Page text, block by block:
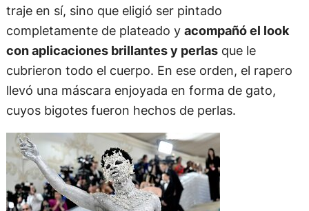
traje en sí, sino que eligió ser pintado
completamente de plateado y acompañó el look
con aplicaciones brillantes y perlasque le
cubrieron todo el cuerpo. En ese orden, el rapero
llevó una máscara enjoyada en forma de gato,
cuyos bigotes fueron hechos de perlas.